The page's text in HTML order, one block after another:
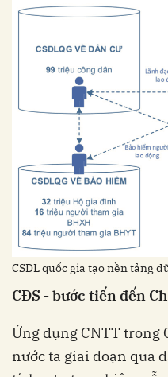
CSDL quốc gia tạo nền tảng
CĐS - bước tiến đến
Ứng dụng CNTT trong
nước ta giai đoạn qua